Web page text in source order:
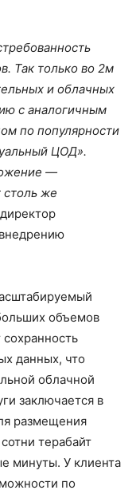
Так только во 2м
и облачных
с аналогичным
по популярности
ЦОД».
—
столь же
объемов
данных, что
облачной
заключается в
размещения
терабайт
минуты. У клиента
по